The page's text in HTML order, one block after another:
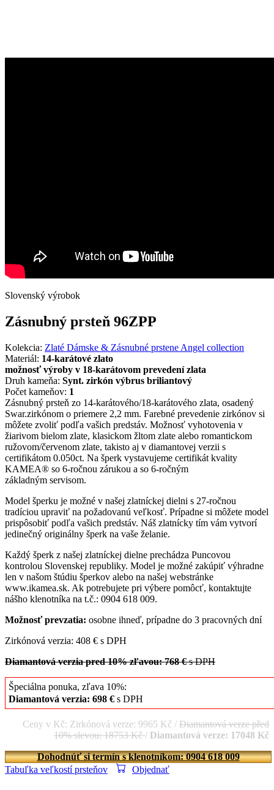
Slovenský výrobok
Zásnubný prsteň 96ZPP
Kolekcia: Zlaté Dámske & Zásnubné prstene Angel collection
Materiál: 14-karátové zlato
možnosť výroby v 18-karátovom prevedení zlata
Druh kameňa: Synt. zirkón výbrus briliantový
Počet kameňov: 1
Zásnubný prsteň zo 14-karátového/18-karátového zlata, osadený
Swar.zirkónom o priemere 2,2 mm. Farebné prevedenie zirkónov si
môžete zvoliť podľa vašich predstáv. Možnosť vyhotovenia v
žiarivom bielom zlate, klasickom žltom zlate alebo romantickom
ružovom/červenom zlate, takisto aj v diamantovej verzii s
certifikátom 0.050ct. Na šperk vystavujeme certifikát kvality
KAMEA® so 6-ročnou zárukou a so 6-ročným
základným servisom.
Model šperku je možné v našej zlatníckej dielni s 27-ročnou
tradíciou upraviť na požadovanú veľkosť. Prípadne si môžete model
prispôsobiť podľa vašich predstáv. Náš zlatnícky tím vám vytvorí
jedinečný originálny šperk na vaše želanie.
Každý šperk z našej zlatníckej dielne prechádza Puncovou
kontrolou Slovenskej republiky. Model je možné zakúpiť výhradne
len v našom štúdiu šperkov alebo na našej webstránke
www.ikamea.sk. Ak potrebujete pri výbere pomôcť, kontaktujte
nášho klenotníka na t.č.: 0904 618 009.
Možnosť prevzatia: osobne ihneď, prípadne do 3 pracovných dní
Zirkónová verzia: 408 € s DPH
Diamantová verzia pred 10% zľavou: 768 €s DPH
Špeciálna ponuka, zľava 10%:
Diamantová verzia: 698 € s DPH
Ceny v Kč: Zirkónová verze: 9965 Kč / Diamantová verze před
10% slevou: 18753 Kč/ Diamantová verze: 17048 Kč
Dohodnúť si termín s klenotníkom: 0904 618 009
Tabuľka veľkostí prsteňov
Objednať